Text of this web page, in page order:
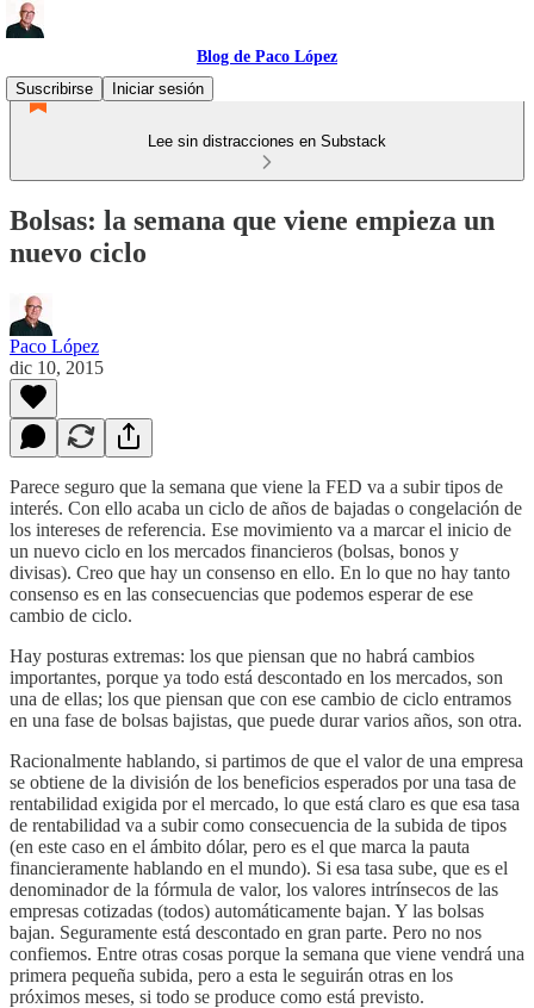
Blog de Paco López
Suscribirse
Iniciar sesión
Lee sin distracciones en Substack
Bolsas: la semana que viene empieza un
nuevo ciclo
Paco López
dic 10, 2015
Parece seguro que la semana que viene la FED va a subir tipos de
interés. Con ello acaba un ciclo de años de bajadas o congelación de
los intereses de referencia. Ese movimiento va a marcar el inicio de
un nuevo ciclo en los mercados financieros (bolsas, bonos y
divisas). Creo que hay un consenso en ello. En lo que no hay tanto
consenso es en las consecuencias que podemos esperar de ese
cambio de ciclo.
Hay posturas extremas: los que piensan que no habrá cambios
importantes, porque ya todo está descontado en los mercados, son
una de ellas; los que piensan que con ese cambio de ciclo entramos
en una fase de bolsas bajistas, que puede durar varios años, son otra.
Racionalmente hablando, si partimos de que el valor de una empresa
se obtiene de la división de los beneficios esperados por una tasa de
rentabilidad exigida por el mercado, lo que está claro es que esa tasa
de rentabilidad va a subir como consecuencia de la subida de tipos
(en este caso en el ámbito dólar, pero es el que marca la pauta
financieramente hablando en el mundo). Si esa tasa sube, que es el
denominador de la fórmula de valor, los valores intrínsecos de las
empresas cotizadas (todos) automáticamente bajan. Y las bolsas
bajan. Seguramente está descontado en gran parte. Pero no nos
confiemos. Entre otras cosas porque la semana que viene vendrá una
primera pequeña subida, pero a esta le seguirán otras en los
próximos meses, si todo se produce como está previsto.